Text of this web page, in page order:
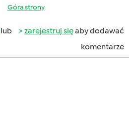
Góra strony
lub zarejestruj sięaby dodawać
komentarze